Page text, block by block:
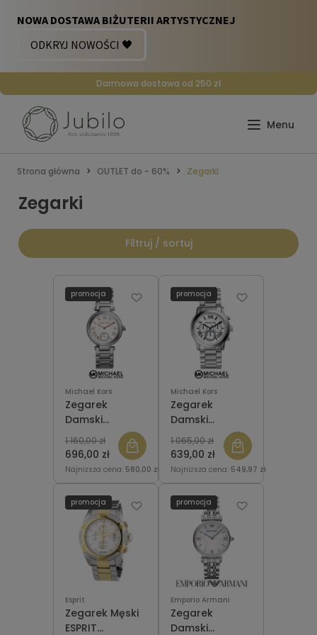
Darmowa dostawa od 250 zł
Strona główna OUTLET do - 60% Zegarki
Zegarki
Filtruj / sortuj
Michael Kors
Zegarek
Damski
MICHAEL KORS
MK5970 Skylar
696,00 zł
1 160,00 zł
Najniższa cena: 580,00 zł
promocja
Michael Kors
Zegarek
Damski
MICHAEL KORS
MK5928
Cooper
639,00 zł
1 065,00 zł
Najniższa cena: 549,97 zł
promocja
Esprit
Zegarek Męski
ESPRIT
promocja
Emporio Armani
Zegarek
Damski
promocja